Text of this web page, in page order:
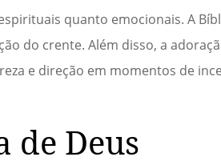
quanto emocionais. A
do crente. Além disso, a
e direção em momentos de
de Deus